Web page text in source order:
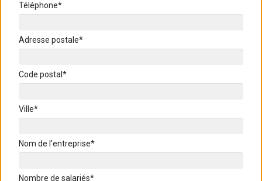
Téléphone*
Adresse postale*
Code postal*
Ville*
Nom de l'entreprise*
Nombre de salariés*